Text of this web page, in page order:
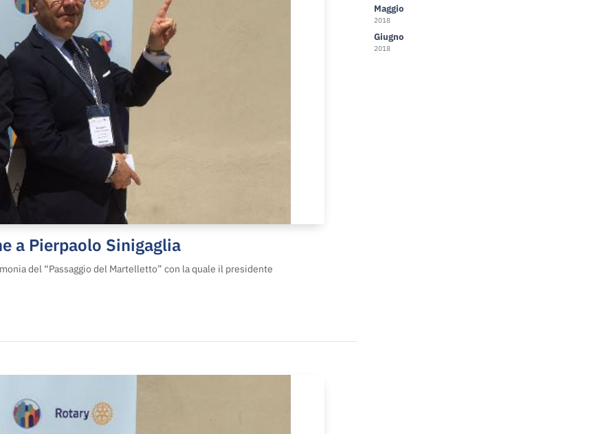
a Pierpaolo Sinigaglia
del “Passaggio del Martelletto” con la quale il presidente
Maggio
2018
Giugno
2018